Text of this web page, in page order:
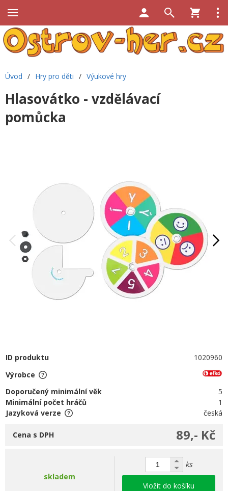
Úvod / Hry pro děti / Výukové hry
Hlasovátko - vzdělávací
pomůcka
ID produktu
1020960
Výrobce
Doporučený minimální věk
5
Minimální počet hráčů
1
Jazyková verze
česká
89,- Kč
Cena s DPH
skladem
ks
Vložit do košíku